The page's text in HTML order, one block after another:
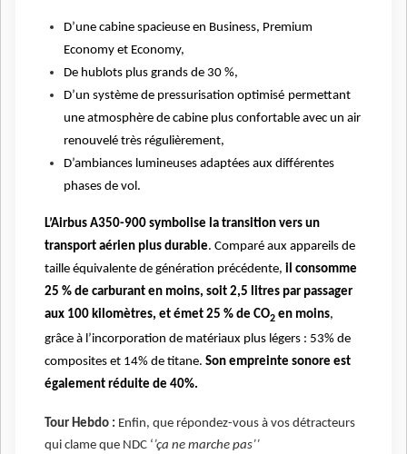
D’une cabine spacieuse en Business, Premium
Economy et Economy,
De hublots plus grands de 30 %,
D’un système de pressurisation optimisé permettant
une atmosphère de cabine plus confortable avec un air
renouvelé très régulièrement,
D’ambiances lumineuses adaptées aux différentes
phases de vol.
L’Airbus A350-900 symbolise la transition vers un
transport aérien plus durable. Comparé aux appareils de
taille équivalente de génération précédente, il consomme
25 % de carburant en moins, soit 2,5 litres par passager
aux 100 kilomètres, et émet 25 % de CO2 en moins,
grâce à l’incorporation de matériaux plus légers : 53% de
composites et 14% de titane. Son empreinte sonore est
également réduite de 40%.
Tour Hebdo : Enfin, que répondez-vous à vos détracteurs
qui clame que NDC ‘’ça ne marche pas’’